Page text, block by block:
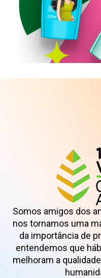
Somos amigos dos
nos tornamos uma
da importância de
entendemos que
melhoram a